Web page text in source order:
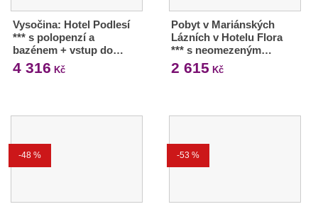
Vysočina: Hotel Podlesí
*** s polopenzí a
bazénem + vstup do…
4 316 Kč
Pobyt v Mariánských
Lázních v Hotelu Flora
*** s neomezeným…
2 615 Kč
-48 % -53 %